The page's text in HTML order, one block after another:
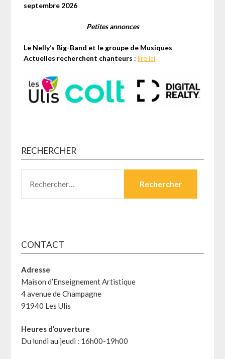
septembre 2026
Petites annonces
Le Nelly’s Big-Band et le groupe de Musiques
Actuelles recherchent chanteurs :lire ici
RECHERCHER
CONTACT
Adresse
Maison d’Enseignement Artistique
4 avenue de Champagne
91940 Les Ulis
Heures d’ouverture
Du lundi au jeudi : 16h00-19h00